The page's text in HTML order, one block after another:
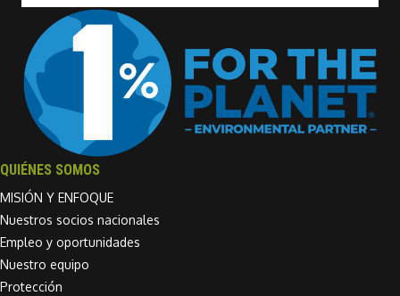
QUIÉNES SOMOS
MISIÓN Y ENFOQUE
Nuestros socios nacionales
Empleo y oportunidades
Nuestro equipo
Protección